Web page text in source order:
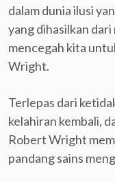
dalam dunia ilusi
yang dihasilkan
mencegah kita
Wright.
Terlepas dari
kelahiran kembali,
Robert Wright
pandang sains